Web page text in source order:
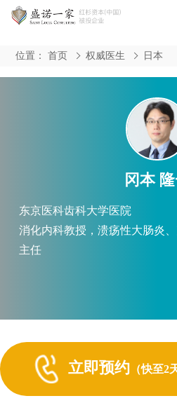
位置： 首页 权威医生 日本
冈本
东京医科齿科大学医院
消化内科教授，溃疡性大肠炎
主任
立即预约 （快至2